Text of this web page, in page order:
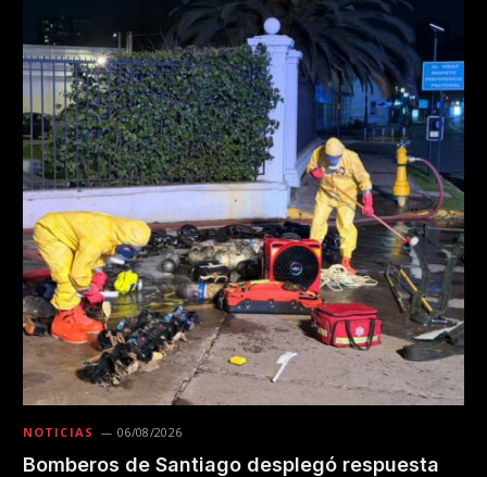
NOTICIAS 06/08/2026
Bomberos de Santiago desplegó respuesta